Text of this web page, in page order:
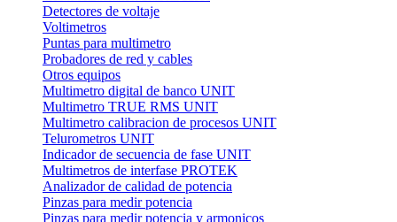
Detectores de voltaje
Voltimetros
Puntas para multimetro
Probadores de red y cables
Otros equipos
Multimetro digital de banco UNIT
Multimetro TRUE RMS UNIT
Multimetro calibracion de procesos UNIT
Telurometros UNIT
Indicador de secuencia de fase UNIT
Multimetros de interfase PROTEK
Analizador de calidad de potencia
Pinzas para medir potencia
Pinzas para medir potencia y armonicos